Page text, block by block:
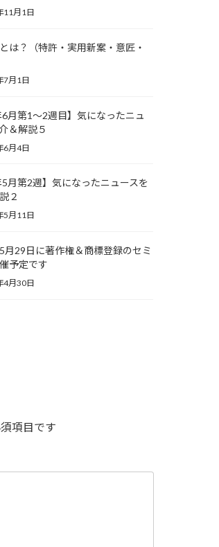
11月1日
は？（特許・実用新案・意匠・
7月1日
6月第1～2週目】気になったニュ
＆解説５
6月4日
5月第2週】気になったニュースを
２
5月11日
5月29日に著作権＆商標登録のセミ
予定です
4月30日
項目です